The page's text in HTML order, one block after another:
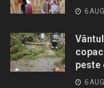
6
peste
6